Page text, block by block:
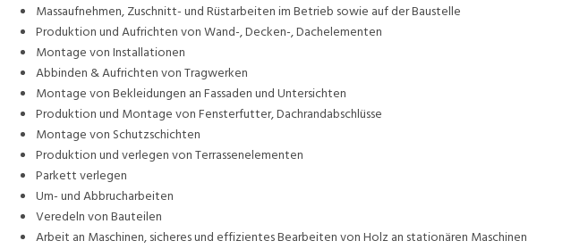
Massaufnehmen, Zuschnitt- und Rüstarbeiten im Betrieb sowie auf der Baustelle
Produktion und Aufrichten von Wand-, Decken-, Dachelementen
Montage von Installationen
Abbinden & Aufrichten von Tragwerken
Montage von Bekleidungen an Fassaden und Untersichten
Produktion und Montage von Fensterfutter, Dachrandabschlüsse
Montage von Schutzschichten
Produktion und verlegen von Terrassenelementen
Parkett verlegen
Um- und Abbrucharbeiten
Veredeln von Bauteilen
Arbeit an Maschinen, sicheres und effizientes Bearbeiten von Holz an stationären Maschinen